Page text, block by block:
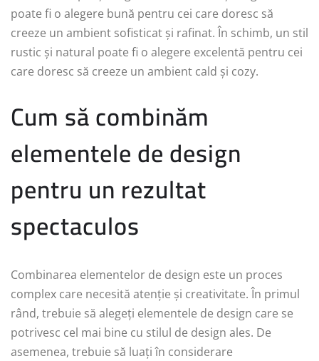
poate fi o alegere bună pentru cei care doresc să
creeze un ambient sofisticat și rafinat. În schimb, un stil
rustic și natural poate fi o alegere excelentă pentru cei
care doresc să creeze un ambient cald și cozy.
Cum să combinăm
elementele de design
pentru un rezultat
spectaculos
Combinarea elementelor de design este un proces
complex care necesită atenție și creativitate. În primul
rând, trebuie să alegeți elementele de design care se
potrivesc cel mai bine cu stilul de design ales. De
asemenea, trebuie să luați în considerare